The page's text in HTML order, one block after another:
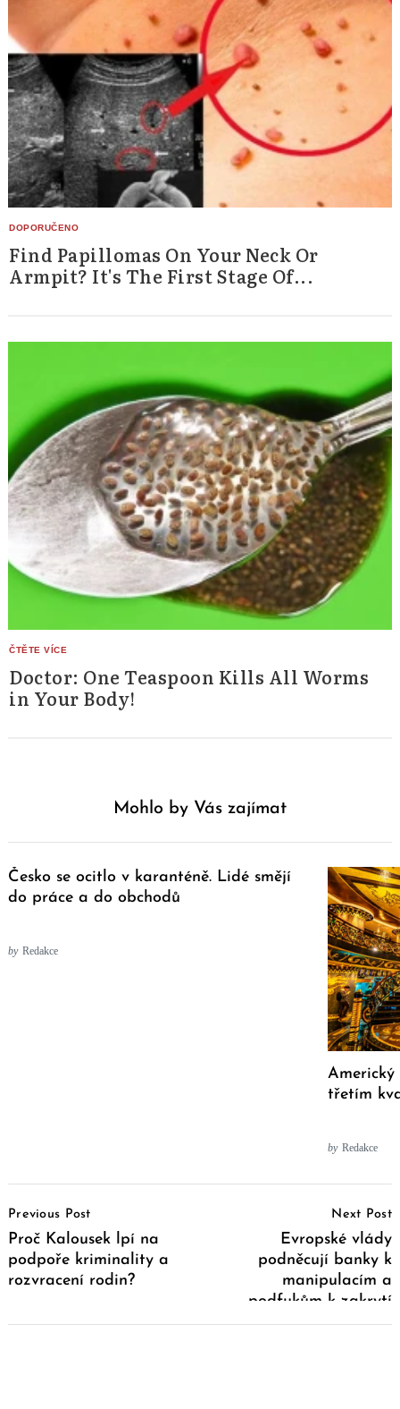
Find Papillomas On Your Neck Or
Armpit? It's The First Stage Of...
Doctor: One Teaspoon Kills All Worms
in Your Body!
Mohlo by Vás zajímat
Česko se ocitlo v karanténě. Lidé smějí
do práce a do obchodů
by Redakce
Americký
třetím
by Redakce
Navigation
Previous Post
Proč Kalousek lpí na
podpoře kriminality a
rozvracení rodin?
Next Post
Evropské vlády
podněcují banky k
manipulacím a
podfukům k zakrytí
insolvence